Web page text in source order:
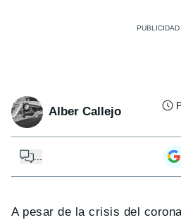
Alber Callejo
A pesar de la crisis del